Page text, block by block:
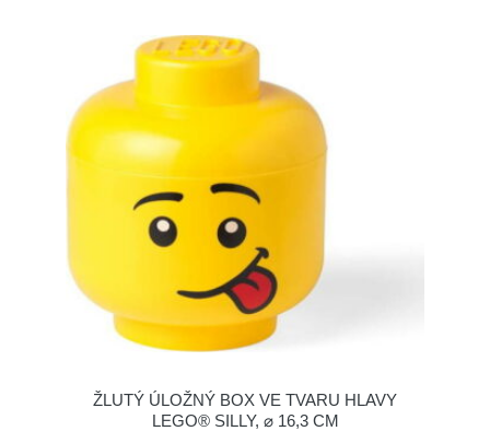
ŽLUTÝ ÚLOŽNÝ BOX VE TVARU HLAVY
LEGO® SILLY, ⌀ 16,3 CM